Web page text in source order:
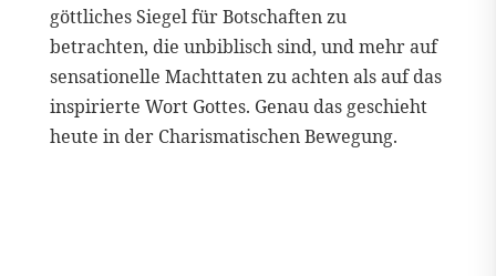
göttliches Siegel für Botschaften zu
betrachten, die unbiblisch sind, und mehr auf
sensationelle Machttaten zu achten als auf das
inspirierte Wort Gottes. Genau das geschieht
heute in der Charismatischen Bewegung.